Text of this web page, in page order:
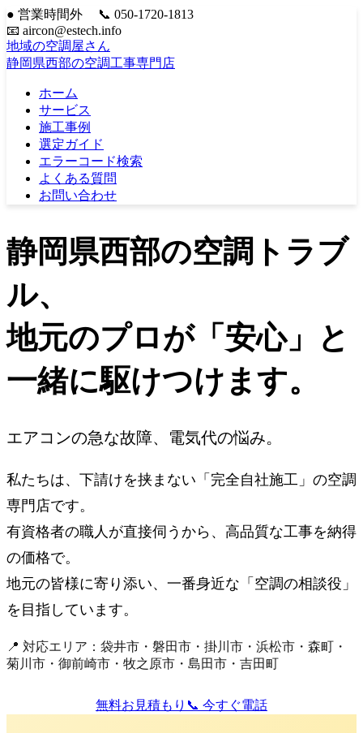
● 営業時間外
📞 050-1720-1813
📧 aircon@estech.info
地域の空調屋さん
静岡県西部の空調工事専門店
ホーム
サービス
施工事例
選定ガイド
エラーコード検索
よくある質問
お問い合わせ
静岡県西部の空調トラブ
ル、
地元のプロが「安心」と
一緒に駆けつけます。
エアコンの急な故障、電気代の悩み。
私たちは、下請けを挟まない「完全自社施工」の空調
専門店です。
有資格者の職人が直接伺うから、高品質な工事を納得
の価格で。
地元の皆様に寄り添い、一番身近な「空調の相談役」
を目指しています。
📍 対応エリア：袋井市・磐田市・掛川市・浜松市・森町・
菊川市・御前崎市・牧之原市・島田市・吉田町
無料お見積もり 📞 今すぐ電話